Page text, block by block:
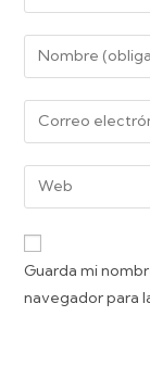
Guarda mi
navegador para